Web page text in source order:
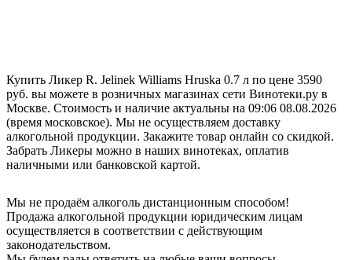
Купить Ликер R. Jelinek Williams Hruska 0.7 л по цене 3590
руб. вы можете в розничных магазинах сети Винотеки.ру в
Москве. Стоимость и наличие актуальны на 09:06 08.08.2026
(время московское). Мы не осуществляем доставку
алкогольной продукции. Закажите товар онлайн со скидкой.
Забрать Ликеры можно в наших винотеках, оплатив
наличными или банковской картой.
Мы не продаём алкоголь дистанционным способом!
Продажа алкогольной продукции юридическим лицам
осуществляется в соответствии с действующим
законодательством.